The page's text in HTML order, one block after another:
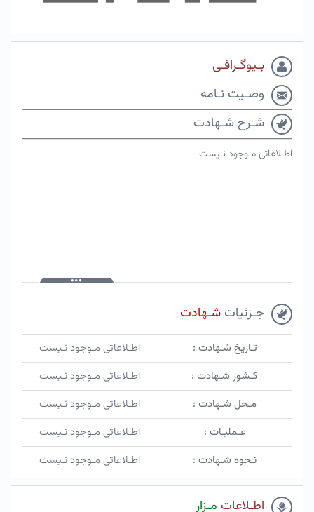
بـیوگـرافـی
وصـیت نـامه
شـرح شـهادت
اطـلاعاتی مـوجود نـیست
جـزئیات شـهادت
تـاریخ شـهادت :
اطـلاعاتی مـوجود نـیست
کـشور شـهادت :
اطـلاعاتی مـوجود نـیست
مـحل شـهادت :
اطـلاعاتی مـوجود نـیست
عـملیـات :
اطـلاعاتی مـوجود نـیست
نـحوه شـهادت :
اطـلاعاتی مـوجود نـیست
اطـلاعات مـزار